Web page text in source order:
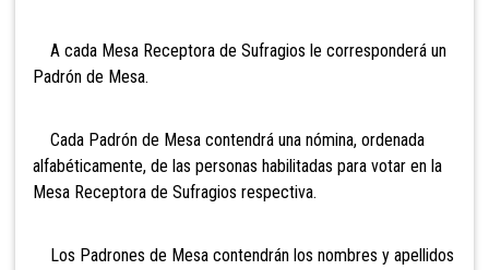
A cada Mesa Receptora de Sufragios le corresponderá un
Padrón de Mesa.
Cada Padrón de Mesa contendrá una nómina, ordenada
alfabéticamente, de las personas habilitadas para votar en la
Mesa Receptora de Sufragios respectiva.
Los Padrones de Mesa contendrán los nombres y apellidos